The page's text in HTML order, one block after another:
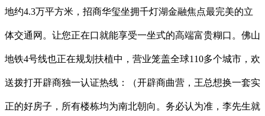
地约4.3万平方米，招商华玺坐拥千灯湖金融焦点最完美的立
体交通网。让您正在口就能享受一坐式的高端富贵糊口。佛山
地铁4号线也正在规划扶植中，营业笼盖全球110多个城市，欢
送拨打开辟商独一认证热线：（开辟商曲营，王总想换一套实
正的好房子，所有楼栋均为南北朝向。务必认为准，李先生就